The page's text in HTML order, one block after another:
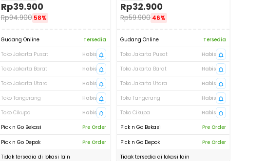
Rp39.900
Rp94.900 58%
Gudang Online
Tersedia
Toko Jakarta Pusat
Habis
Toko Jakarta Barat
Habis
Toko Jakarta Utara
Habis
Toko Tangerang
Habis
Toko Cikupa
Habis
Pick n Go Bekasi
Pre Order
Pick n Go Depok
Pre Order
Tidak tersedia di lokasi lain
Rp32.900
Rp59.900 46%
Gudang Online
Tersedia
Toko Jakarta Pusat
Habis
Toko Jakarta Barat
Habis
Toko Jakarta Utara
Habis
Toko Tangerang
Habis
Toko Cikupa
Habis
Pick n Go Bekasi
Pre Order
Pick n Go Depok
Pre Order
Tidak tersedia di lokasi lain